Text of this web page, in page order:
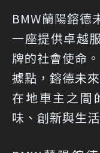
BMW蘭陽鎔德
一座提供卓越
牌的社會使命
據點，鎔德未
在地車主之間
味、創新與生